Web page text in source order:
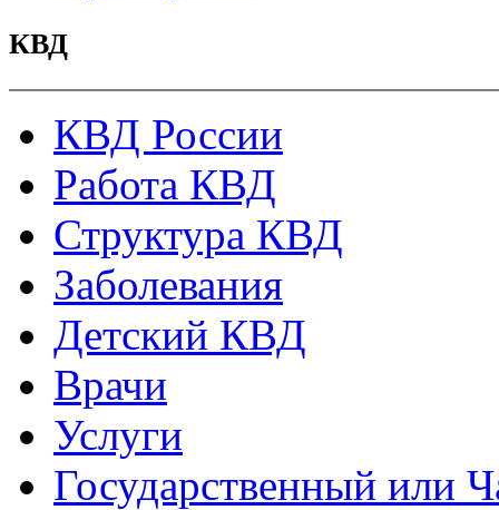
КВД
КВД России
Работа КВД
Структура КВД
Заболевания
Детский КВД
Врачи
Услуги
Государственный или